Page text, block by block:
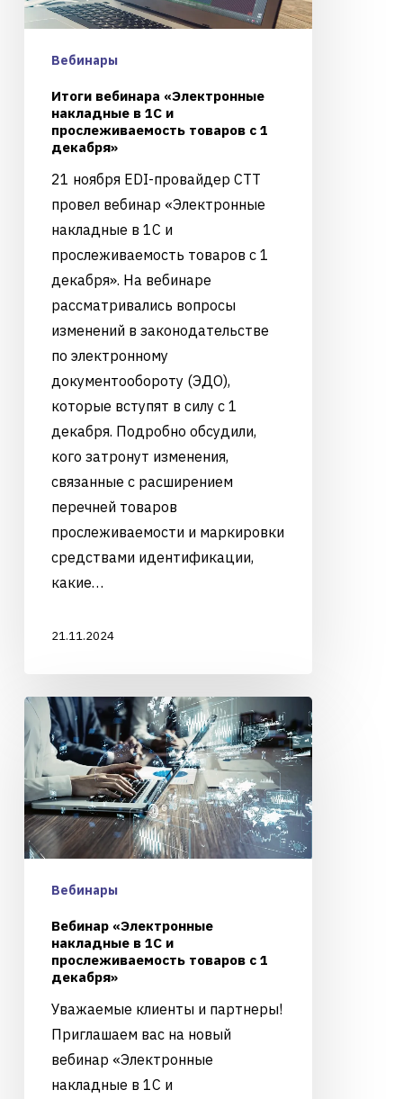
Вебинары
Итоги вебинара «Электронные
накладные в 1С и
прослеживаемость товаров с 1
декабря»
21 ноября EDI-провайдер CTT
провел вебинар «Электронные
накладные в 1С и
прослеживаемость товаров с 1
декабря». На вебинаре
рассматривались вопросы
изменений в законодательстве
по электронному
документообороту (ЭДО),
которые вступят в силу с 1
декабря. Подробно обсудили,
кого затронут изменения,
связанные с расширением
перечней товаров
прослеживаемости и маркировки
средствами идентификации,
какие…
21.11.2024
Вебинары
Вебинар «Электронные
накладные в 1С и
прослеживаемость товаров с 1
декабря»
Уважаемые клиенты и партнеры!
Приглашаем вас на новый
вебинар «Электронные
накладные в 1С и